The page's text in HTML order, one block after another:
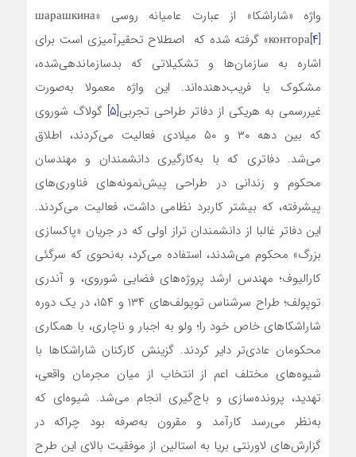
واژه «شاراشکا» از عبارت عامیانه روسی «шарашкина
контора[۴]
» گرفته شده که اصطلاح تحقیر‌آمیزی است برای
اشاره به سازمان‌ها‌ و تشکیلاتی که بدسازماندهی‌شده،
مشکوک یا فریب‌دهنده‌اند. این واژه معمولا به‌صورت
غیر‌رسمی به هریکی از دفاتر طراحی تجربی[۵]
گولاگ شوروی
که بین دهه ۳۰ و ۵۰ میلادی فعالیت می‌کردند، اطلاق
می‌شد. دفاتری که با به‌کار‌گیری دانشمندان و مهندسان
محکوم و زندانی در طراحی پیش‌نمونه‌های فناوری‌های
پیشرفته، که بیشتر کاربرد نظامی داشت، فعالیت می‌کردند.
این دفاتر غالبا از دانشمندان تراز اولی که در جریان «پاکسازی
بزرگ» محکوم می‌شدند، استفاده می‌کرد، به‌نحوی که سرگئی
کارالیوف؛ مهندس ارشد پروژه‌های فضایی شوروی، و آندری
توپولف؛ طراح سرشناس توپولف‌های ۱۳۴ و ۱۵۴، در یک دوره
شاراشکا‌های خاص خود را؛ ولو به اجبار و ناچاری، با همکاری
محکومان عادی‌تر دایر کردند. گزینش کارکنان شاراشکا‌ها با
شیوه‌های مختلف اعم از انتخاب از میان مجرمان واقعی،
تهدید، پرونده‌سازی و باج‌گیری انجام می‌شد. شیوه‌ای که
به‌نظر می‌رسد کارآمد و مقرون به‌صرفه بود چراکه در
گزارش‌های لاورنتی بریا به استالین از موفقیت بالای این طرح